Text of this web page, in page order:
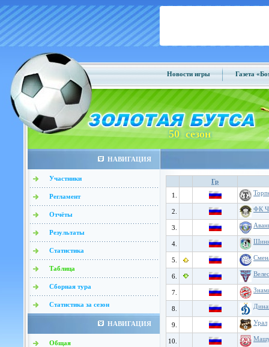
Новости игры Газета
50 сезон
НАВИГАЦИЯ
Участники
Регламент
Отчёты
Результаты
Статистика
Таблица
Сборная тура
Статистика за сезон
НАВИГАЦИЯ
Общая
Гр
1.
2. ФК
3.
4.
5.
6. Велес
7.
8.
9. Урал
10.